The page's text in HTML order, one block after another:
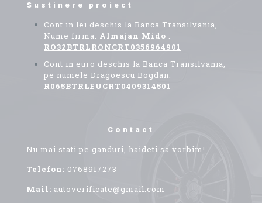
Sustinere proiect
Cont in lei deschis la Banca Transilvania,
Nume firma: Almajan Mido :
RO32BTRLRONCRT0356964901
Cont in euro deschis la Banca Transilvania,
pe numele Dragoescu Bogdan:
R065BTRLEUCRT0409314501
Contact
Nu mai stati pe ganduri, haideti sa vorbim!
Telefon: 0768917273
Mail: autoverificate@gmail.com